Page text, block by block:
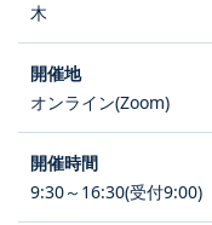
木
オンライン(Zoom)
9:30～16:30(受付9:00)